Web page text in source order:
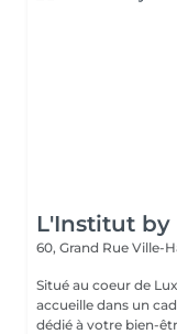
L'Institut by
60, Grand Rue Ville-
Situé au coeur de
accueille dans un